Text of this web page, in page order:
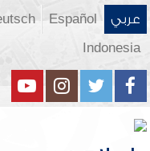
عربي Español
Indonesia